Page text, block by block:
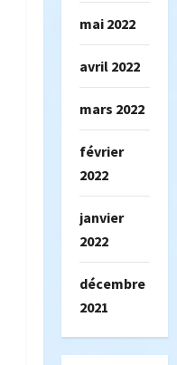
mai 2022
avril 2022
mars 2022
février
2022
janvier
2022
décembre
2021